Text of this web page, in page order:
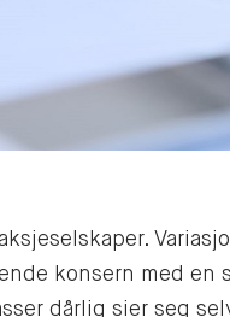
konsern med en
dårlig sier seg